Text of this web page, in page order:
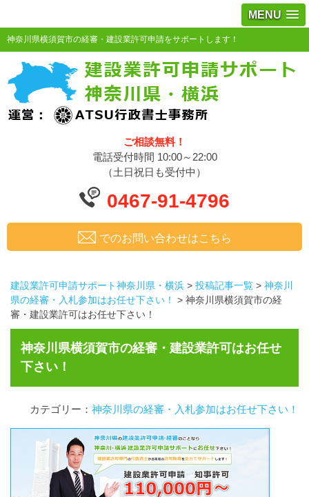
MENU
神奈川県横須賀市の経審・建設業許可申請をサポートします！
ご相談無料！
電話受付時間 10:00～22:00
（土日祝日も受付中）
0467-91-4796
でのお問い合わせはこちら
建設業許可申請サポート神奈川県・横浜 > 投稿記事一覧 > 神奈川
県の経審・入札参加はお任せ下さい！
> 神奈川県横須賀市の経
審・建設業許可はお任せ下さい！
神奈川県横須賀市の経審・建設業許可はお任せ
下さい！
カテゴリー： 神奈川県の経審・入札参加はお任せ下さい！